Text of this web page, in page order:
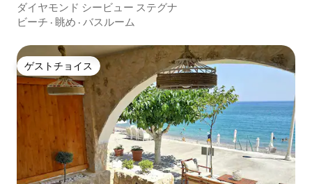
ダイヤモンド シービュー ステグナ
ビーチ · 眺め · バスルーム
ゲストチョイス
ゲストチョイス